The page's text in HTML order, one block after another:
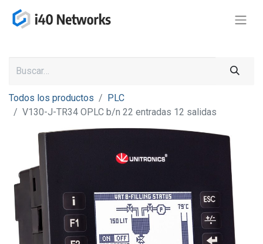
Todos los productos
PLC
V130-J-TR34 OPLC b/n 22 entradas 12 salidas